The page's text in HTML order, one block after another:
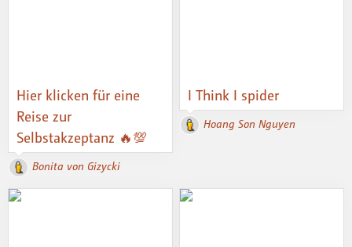
Hier klicken für eine
Reise zur
Selbstakzeptanz 🔥💯
Bonita von Gizycki
I Think I spider
Hoang Son Nguyen